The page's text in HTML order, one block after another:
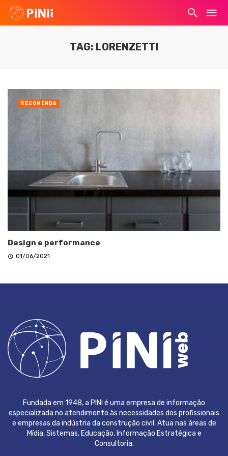
TAG: LORENZETTI
Design e performance
01/06/2021
RECOMENDA
Fundada em 1948, a PINI é uma empresa de informação
especializada no atendimento às necessidades dos profissionais
e empresas da indústria da construção civil. Atua nas áreas de
Mídia, Sistemas, Educação, Informação Estratégica e
Consultoria.